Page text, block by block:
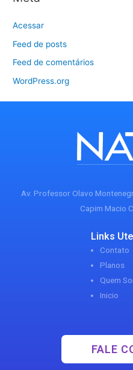
Acessar
Feed de posts
Feed de comentários
WordPress.org
Av. Professor Olavo
Capim Macio
Links
Contato
Planos
Quem
Inicio
FALE